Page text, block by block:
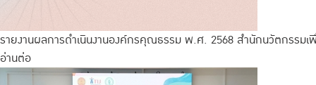
รายงานผลการดำเนินงานองค์กรคุณธรรม พ.ศ. 2568 สำนักนวัตกรรม
อ่านต่อ